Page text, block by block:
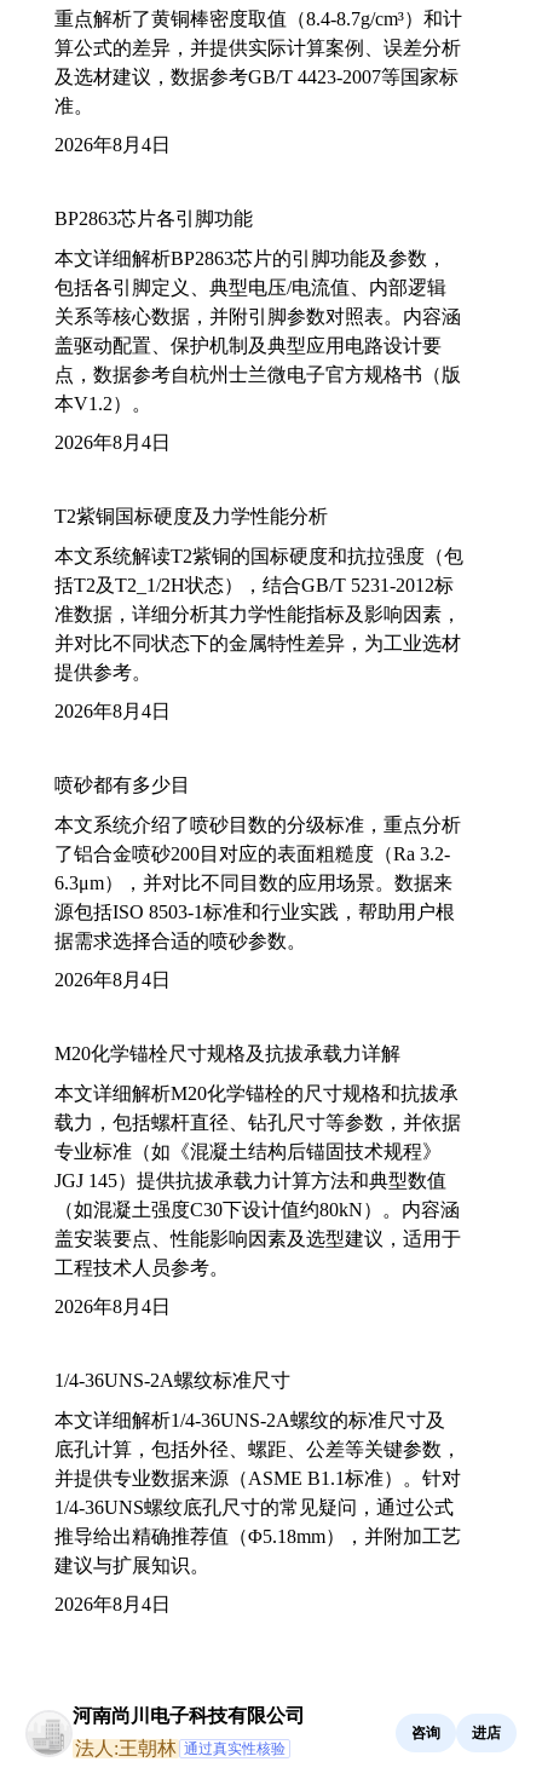
重点解析了黄铜棒密度取值（8.4-8.7g/cm³）和计
算公式的差异，并提供实际计算案例、误差分析
及选材建议，数据参考GB/T 4423-2007等国家标
准。
2026年8月4日
BP2863芯片各引脚功能
本文详细解析BP2863芯片的引脚功能及参数，
包括各引脚定义、典型电压/电流值、内部逻辑
关系等核心数据，并附引脚参数对照表。内容涵
盖驱动配置、保护机制及典型应用电路设计要
点，数据参考自杭州士兰微电子官方规格书（版
本V1.2）。
2026年8月4日
T2紫铜国标硬度及力学性能分析
本文系统解读T2紫铜的国标硬度和抗拉强度（包
括T2及T2_1/2H状态），结合GB/T 5231-2012标
准数据，详细分析其力学性能指标及影响因素，
并对比不同状态下的金属特性差异，为工业选材
提供参考。
2026年8月4日
喷砂都有多少目
本文系统介绍了喷砂目数的分级标准，重点分析
了铝合金喷砂200目对应的表面粗糙度（Ra 3.2-
6.3μm），并对比不同目数的应用场景。数据来
源包括ISO 8503-1标准和行业实践，帮助用户根
据需求选择合适的喷砂参数。
2026年8月4日
M20化学锚栓尺寸规格及抗拔承载力详解
本文详细解析M20化学锚栓的尺寸规格和抗拔承
载力，包括螺杆直径、钻孔尺寸等参数，并依据
专业标准（如《混凝土结构后锚固技术规程》
JGJ 145）提供抗拔承载力计算方法和典型数值
（如混凝土强度C30下设计值约80kN）。内容涵
盖安装要点、性能影响因素及选型建议，适用于
工程技术人员参考。
2026年8月4日
1/4-36UNS-2A螺纹标准尺寸
本文详细解析1/4-36UNS-2A螺纹的标准尺寸及
底孔计算，包括外径、螺距、公差等关键参数，
并提供专业数据来源（ASME B1.1标准）。针对
1/4-36UNS螺纹底孔尺寸的常见疑问，通过公式
推导给出精确推荐值（Φ5.18mm），并附加工艺
建议与扩展知识。
2026年8月4日
河南尚川电子科技有限公司
法人:王朝林 通过真实性核验
咨询 进店